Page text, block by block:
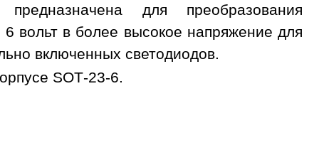
для преобразования
вольт в более высокое напряжение для
включенных светодиодов.
SOT-23-6.